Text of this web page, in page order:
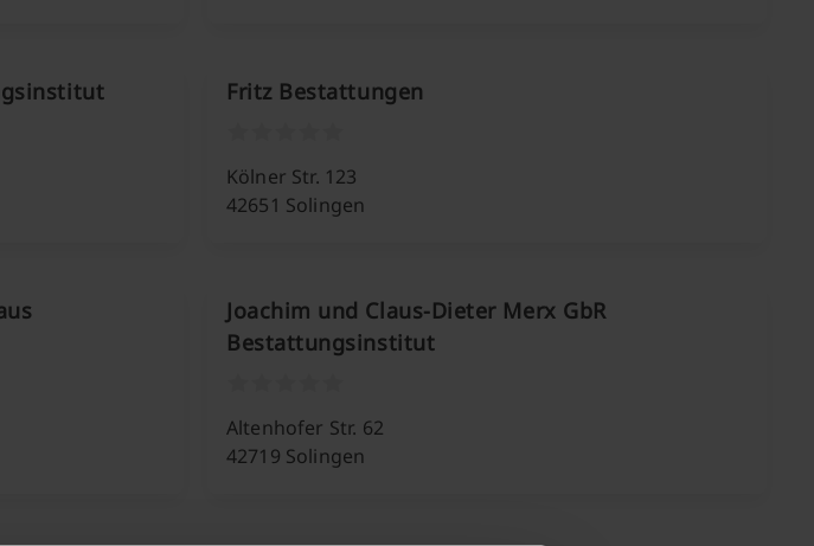
Fritz Bestattungen
Kölner Str. 123
42651 Solingen
Joachim und Claus-Dieter Merx GbR
Bestattungsinstitut
Altenhofer Str. 62
42719 Solingen